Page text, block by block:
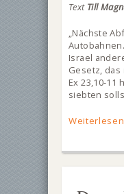
Text Till
„Nächste
Israel
Gesetz,
Ex 23,10-11
siebten
Weiterlesen